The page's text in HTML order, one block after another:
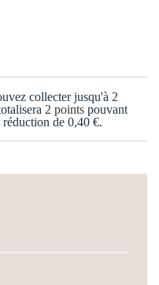
collecter jusqu'à 2
2 points pouvant
réduction de 0,40 €.